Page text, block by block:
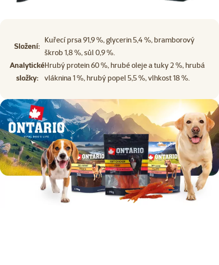
Složení:
Kuřecí prsa 91,9 %, glycerin 5,4 %, bramborový
škrob 1,8 %, sůl 0,9 %.
Analytické
složky:
Hrubý protein 60 %, hrubé oleje a tuky 2 %, hrubá
vláknina 1 %, hrubý popel 5,5 %, vlhkost 18 %.